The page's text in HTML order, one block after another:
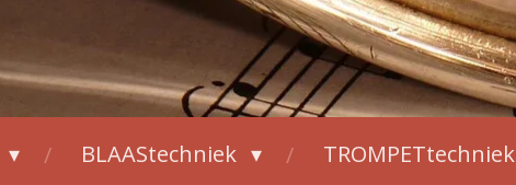
BLAAStechniek TROMPETtechniek